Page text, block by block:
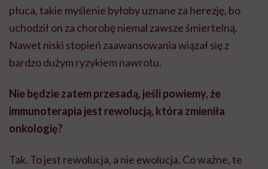
płuca, takie myślenie byłoby uznane za herezję, bo
uchodził on za chorobę niemal zawsze śmiertelną.
Nawet niski stopień zaawansowania wiązał się z
bardzo dużym ryzykiem nawrotu.
Nie będzie zatem przesadą, jeśli powiemy, że
immunoterapia jest rewolucją, która zmieniła
onkologię?
Tak. To jest rewolucja, a nie ewolucja. Co ważne, te